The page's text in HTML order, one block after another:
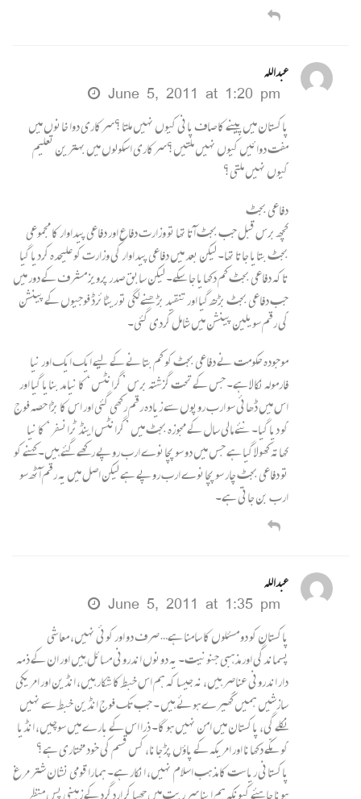
عبداللہ
June 5, 2011 at 1:20 pm
پاکستان میں پینے کا صاف پانی کیوں نہیں ملتا ؟سرکاری دوا خانوں میں
مفت دوائیں کیوں نہیں ملتیں؟سرکاری اسکولوں میں بہترین تعلیم
کیوں نہیں ملتی؟
دفاعی بجٹ
کچھ برس قبل جب بجٹ آتا تھا تو وزارت دفاع اور دفاعی پیداوار کا مجموعی
بجٹ بتایا جاتا تھا۔ لیکن بعد میں دفاعی پیداوار کی وزارت کو علیحدہ کردیا گیا
تاکہ دفاعی بجٹ کم دکھایا جا سکے۔ لیکن سابق صدر پرویز مشرف کے دور میں
جب دفاعی بجٹ بڑھ گیا اور تنقید بڑھنے لگی تو ریٹائرڈ فوجیوں کے پینشن
کی رقم سویلین پینشن میں شامل کردی گئی۔
موجودہ حکومت نے دفاعی بجٹ کو کم بتانے کے لیے ایک ایک اور نیا
فارمولہ نکالا ہے۔ جس کے تحت گزشتہ برس ’گرانٹس‘ کا نیا مد بنایا گیا اور
اس میں ڈھائی سو ارب روپوں سے زیادہ رقم رکھی گئی اور اس کا بڑا حصہ فوج
کو دیا گیا۔ نئے مالی سال کے مجوزہ بجٹ میں ’گرانٹس اینڈ ٹرانسفر‘ کا نیا
کھاتہ کھولا گیا ہے جس میں دو سو پچانوے ارب روپے رکھے گئے ہیں۔ کہنے کو
تو دفاعی بجٹ چار سو پچانوے ارب روپے ہے لیکن اصل میں یہ رقم آٹھ سو
ارب بن جاتی ہے۔
عبداللہ
June 5, 2011 at 1:35 pm
پاکستان کو دو مسئلوں کا سامنا ہے… صرف دو اور کوئی نہیں، معاشی
پسماندگی اور مذہبی جنونیت۔ یہ دونوں اندرونی مسائل ہیں اور ان کے ذمہ
دار اندرونی عناصر ہیں، نہ جیسا کہ ہم اس خبط کا شکار ہیں، انڈین اور امریکی
سازشیں ہمیں گھیرے ہوئے ہیں ۔ جب تک فوج انڈین خبط سے نہیں
نکلے گی، پاکستان میں امن نہیں ہو گا۔ ذرا اس کے بارے میں سوچیں، انڈیا
کو مکّے دکھانا اور امریکہ کے پاؤں پڑ جانا، کس قسم کی خود مختاری ہے؟
پاکستانی ریاست کا مذہب اسلام نہیں، انکار ہے۔ ہمارا قومی نشان شتر مرغ